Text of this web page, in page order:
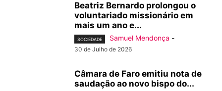
Beatriz Bernardo prolongou o
voluntariado missionário em
mais um ano e...
SOCIEDADE Samuel Mendonça -
30 de Julho de 2026
Câmara de Faro emitiu nota de
saudação ao novo bispo do...